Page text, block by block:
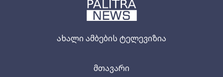
ახალი ამბების ტელევიზია
მთავარი